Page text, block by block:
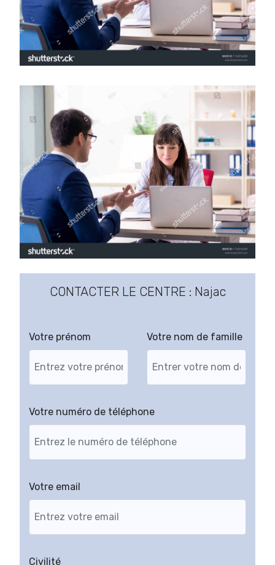
CONTACTER LE CENTRE : Najac
Votre prénom Votre nom de famille
Votre numéro de téléphone
Votre email
Civilité